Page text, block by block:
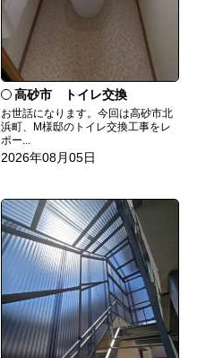
高砂市 トイレ交換
お世話になります。今回は高砂市北
浜町、M様邸のトイレ交換工事をレ
ポー...
2026年08月05日